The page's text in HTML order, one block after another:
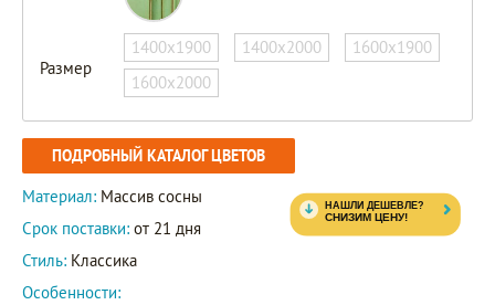
Размер
1400х1900 1400х2000
1600х1900
1600х2000
ПОДРОБНЫЙ КАТАЛОГ ЦВЕТОВ
Материал: Массив сосны
Срок поставки: от 21 дня
Стиль: Классика
Особенности: